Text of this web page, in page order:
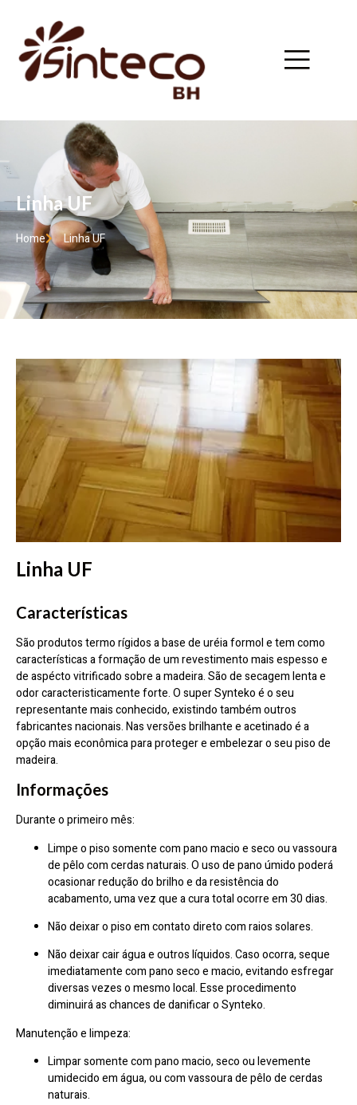
Linha UF
Home Linha UF
Linha UF
Características
São produtos termo rígidos a base de uréia formol e tem como
características a formação de um revestimento mais espesso e
de aspécto vitrificado sobre a madeira. São de secagem lenta e
odor caracteristicamente forte. O super Synteko é o seu
representante mais conhecido, existindo também outros
fabricantes nacionais. Nas versões brilhante e acetinado é a
opção mais econômica para proteger e embelezar o seu piso de
madeira.
Informações
Durante o primeiro mês:
Limpe o piso somente com pano macio e seco ou vassoura
de pêlo com cerdas naturais. O uso de pano úmido poderá
ocasionar redução do brilho e da resistência do
acabamento, uma vez que a cura total ocorre em 30 dias.
Não deixar o piso em contato direto com raios solares.
Não deixar cair água e outros líquidos. Caso ocorra, seque
imediatamente com pano seco e macio, evitando esfregar
diversas vezes o mesmo local. Esse procedimento
diminuirá as chances de danificar o Synteko.
Manutenção e limpeza:
Limpar somente com pano macio, seco ou levemente
umidecido em água, ou com vassoura de pêlo de cerdas
naturais.